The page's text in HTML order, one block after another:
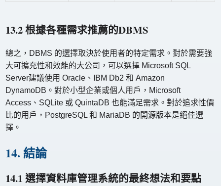
13.2 根據各種需求推薦的DBMS
總之，DBMS 的選擇取決於使用者的特定需求。對於需要強
大可擴充性和效能的大公司，可以選擇 Microsoft SQL
Server建議使用 Oracle、IBM Db2 和 Amazon
DynamoDB。對於小型企業或個人用戶，Microsoft
Access、SQLite 或 QuintaDB 也能滿足需求。對於追求性價
比的用戶，PostgreSQL 和 MariaDB 的開源版本是絕佳選
擇。
14. 結論
14.1 選擇資料庫管理系統的最終想法和要點